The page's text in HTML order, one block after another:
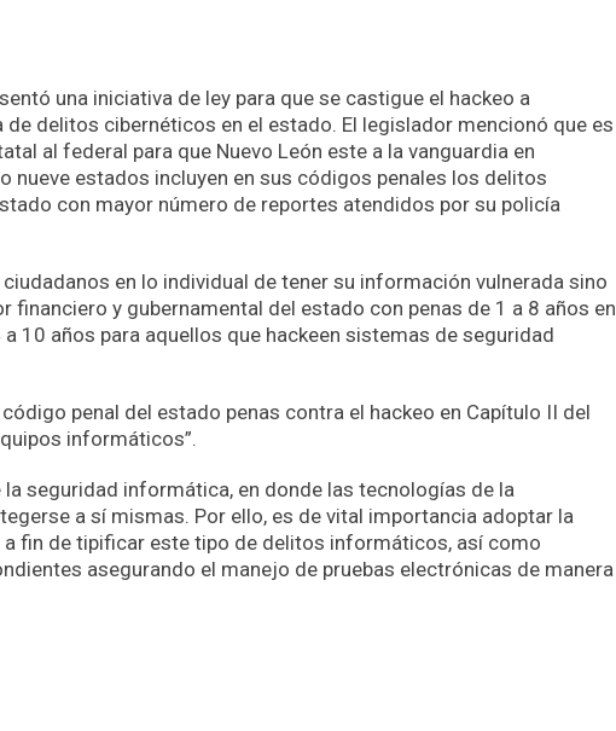
una iniciativa de ley para que se castigue el hackeo a
delitos cibernéticos en el estado. El legislador mencionó que es
al federal para que Nuevo León este a la vanguardia en
nueve estados incluyen en sus códigos penales los delitos
con mayor número de reportes atendidos por su policía
en lo individual de tener su información vulnerada sino
y gubernamental del estado con penas de 1 a 8 años en
10 años para aquellos que hackeen sistemas de seguridad
penal del estado penas contra el hackeo en Capítulo II del
informáticos”.
seguridad informática, en donde las tecnologías de la
a sí mismas. Por ello, es de vital importancia adoptar la
fin de tipificar este tipo de delitos informáticos, así como
asegurando el manejo de pruebas electrónicas de manera